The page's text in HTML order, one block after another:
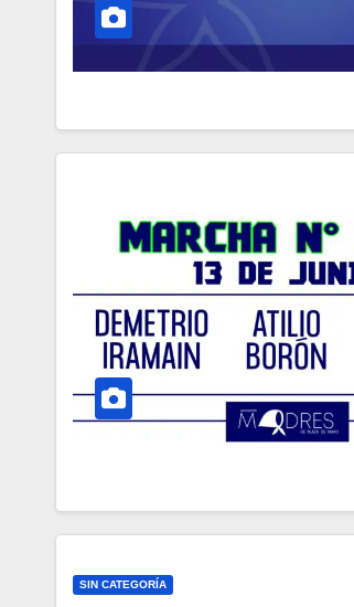
SIN CATEGORÍA